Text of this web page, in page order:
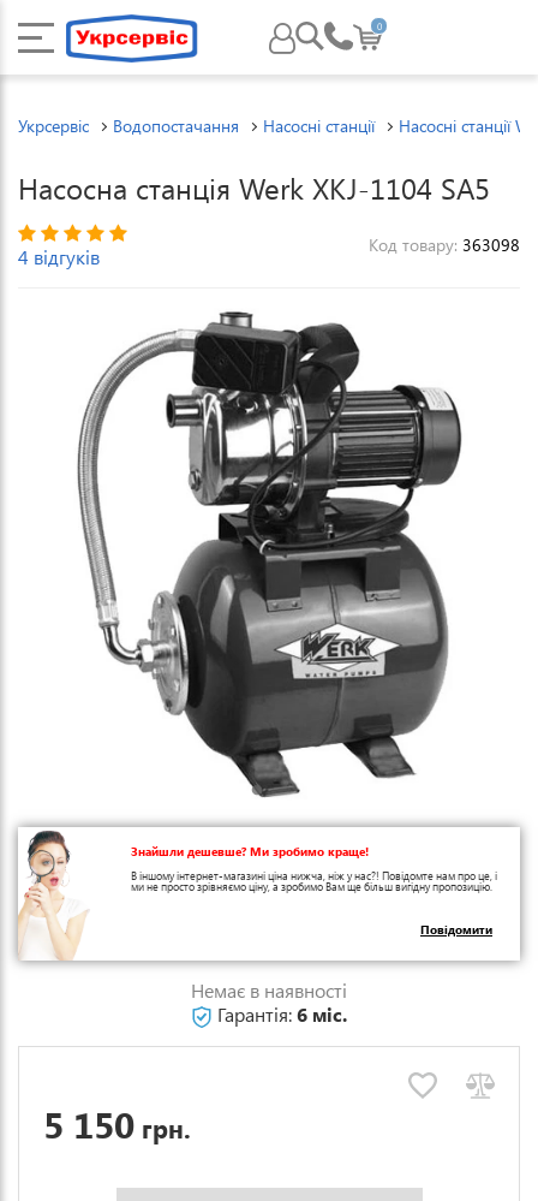
0
Укрсервіс Водопостачання Насосні станції Насосні станції
Насосна станція Werk XKJ-1104 SA5
4 відгуків Код товару: 363098
Знайшли дешевше? Ми зробимо краще!
В іншому інтернет-магазині ціна нижча, ніж у нас?! Повідомте нам про це, і
ми не просто зрівняємо ціну, а зробимо Вам ще більш вигідну пропозицію.
Повідомити
Немає в наявності
Гарантія:6 міс.
5 150 грн.